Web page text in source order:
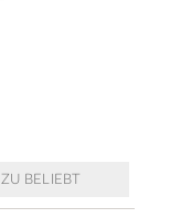
ZU BELIEBT